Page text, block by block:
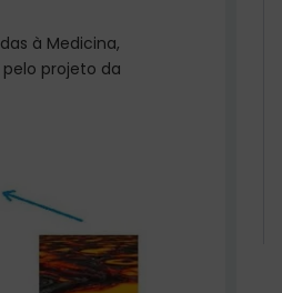
à Medicina,
projeto da